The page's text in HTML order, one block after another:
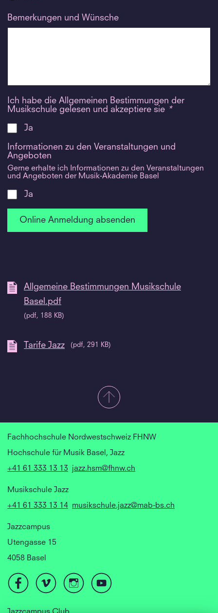
Bemerkungen und Wünsche
Ich habe die Allgemeinen Bestimmungen der
Musikschule gelesen und akzeptiere sie *
Ja
Informationen zu den Veranstaltungen und
Angeboten
Gerne erhalte ich Informationen zu den Veranstaltungen
und Angeboten der Musik-Akademie Basel
Ja
Allgemeine Bestimmungen Musikschule
Basel.pdf
(pdf, 188 KB)
Tarife Jazz (pdf, 291 KB)
Fachhochschule Nordwestschweiz FHNW
Hochschule für Musik Basel, Jazz
+41 61 333 13 13
jazz.hsm@fhnw.ch
Musikschule Jazz
+41 61 333 13 14 musikschule.jazz@mab-bs.ch
Jazzcampus
Utengasse 15
4058 Basel